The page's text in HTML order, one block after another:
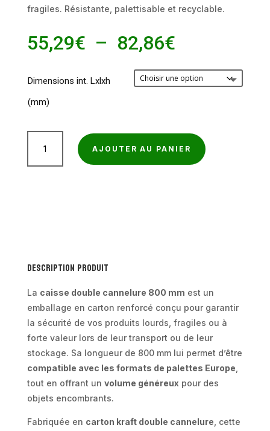
fragiles. Résistante, palettisable et recyclable.
55,29€ – 82,86€Plage
prix :
55,29€
Dimensions int. Lxlxh
(mm)
AJOUTER AU PANIER
Description produit
La caisse double cannelure 800 mm est un
emballage en carton renforcé conçu pour garantir
la sécurité de vos produits lourds, fragiles ou à
forte valeur lors de leur transport ou de leur
stockage. Sa longueur de 800 mm lui permet d’être
compatible avec les formats de palettes Europe
tout en offrant un volume généreux pour des
objets encombrants.
Fabriquée en carton kraft double cannelure , cette